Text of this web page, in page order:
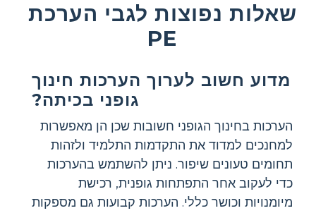
שאלות נפוצות לגבי הערכת
PE
מדוע חשוב לערוך הערכות חינוך
גופני בכיתה?
הערכות בחינוך הגופני חשובות שכן הן מאפשרות
למחנכים למדוד את התקדמות התלמיד ולזהות
תחומים טעונים שיפור. ניתן להשתמש בהערכות
כדי לעקוב אחר התפתחות גופנית, רכישת
מיומנויות וכושר כללי. הערכות קבועות גם מספקות